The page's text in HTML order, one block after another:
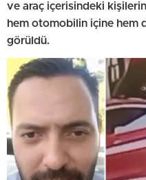
ve araç içerisindeki
hem otomobilin içine hem
görüldü.